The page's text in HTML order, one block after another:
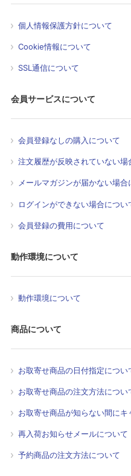
個人情報保護方針について
Cookie情報について
SSL通信について
会員サービスについて
会員登録なしの購入について
注文履歴が反映されていない場
メールマガジンが届かない場合
ログインができない場合につい
会員登録の費用について
動作環境について
動作環境について
商品について
お取寄せ商品の日付指定につい
お取寄せ商品の注文方法につい
お取寄せ商品が知らない間に
再入荷お知らせメールについて
予約商品の注文方法について